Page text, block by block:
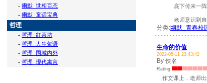
- 幽默_世相百态
- 幽默_童话宝典
哲理
- 哲理_红茶坊
- 哲理_人生絮语
- 哲理_围城内外
- 哲理_现代寓言
底下传来一阵
老师意识到自己
分类:幽默_青春校
生命的价值
2022-05-11 23:43:42
By 佚名
Rating:
作文课上，老师出